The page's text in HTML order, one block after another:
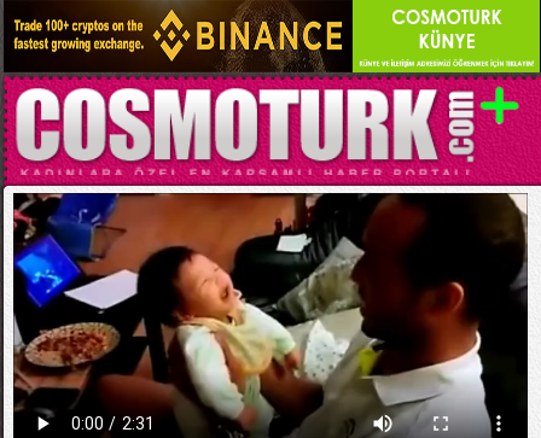
Kategori: EĞLENCELİ VİDEOLAR
Babasını Gülme Krizine Sokan Sevimli Bebek